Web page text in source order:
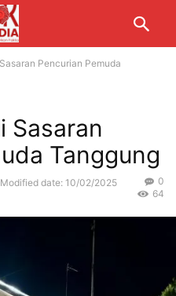
Pencurian Pemuda
Sasaran
Tanggung
Modified date: 10/02/2025
0
64